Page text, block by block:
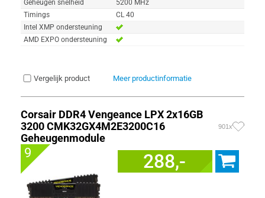
Geheugen snelheid
5200 MHz
Timings
CL 40
Intel XMP ondersteuning
AMD EXPO ondersteuning
Vergelijk product Meer productinformatie
Corsair DDR4 Vengeance LPX 2x16GB
3200 CMK32GX4M2E3200C16
Geheugenmodule
901x
9 288,-